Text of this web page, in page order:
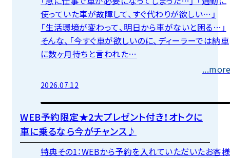
使っていた車が故障して、すぐ代わりが欲しい…」
「生活環境が変わって、明日から車がないと困る…」
そんな、「今すぐ車が欲しいのに、ディーラーでは納車
に数ヶ月待ちと言われた…
...more
2026.07.12
オニキス（フラット7）直営店
WEB予約限定★2大プレゼント付き！オトクに
車に乗るなら今がチャンス♪
特典その1：WEBから予約を入れていただいたお客様